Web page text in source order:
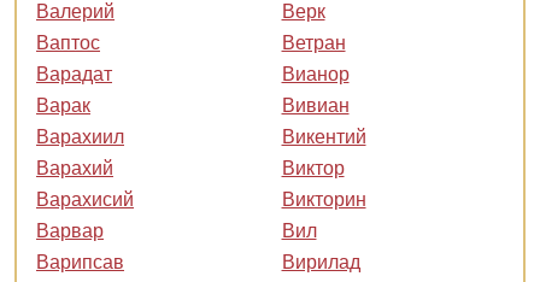
Валерий
Ваптос
Варадат
Варак
Варахиил
Варахий
Варахисий
Варвар
Варипсав
Верк
Ветран
Вианор
Вивиан
Викентий
Виктор
Викторин
Вил
Вирилад